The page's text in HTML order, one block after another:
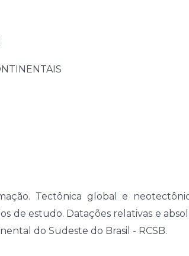
Tectônica global e
de estudo. Datações relativas e
do Sudeste do Brasil - RCSB.